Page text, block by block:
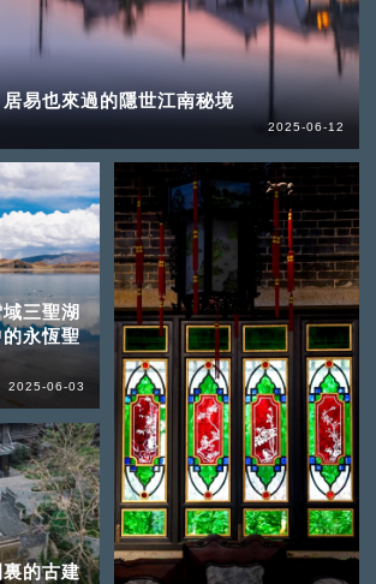
易也來過的隱世江南秘境
2025-06-12
三聖湖
永恆聖
2025-06-03
的古建